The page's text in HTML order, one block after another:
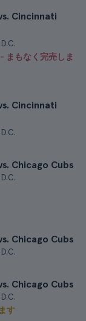
Cincinnati
まもなく完売しま
Cincinnati
Chicago Cubs
Chicago Cubs
Chicago Cubs
す